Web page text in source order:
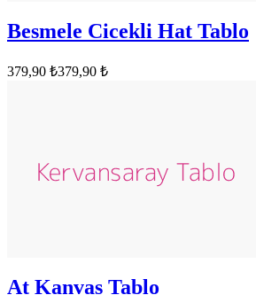
Besmele Cicekli Hat Tablo
379,90 ₺379,90 ₺
At Kanvas Tablo